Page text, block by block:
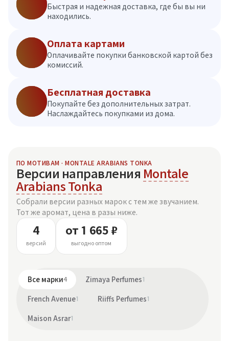
Быстрая и надежная доставка, где бы вы ни
находились.
Оплата картами
Оплачивайте покупки банковской картой без
комиссий.
Бесплатная доставка
Покупайте без дополнительных затрат.
Наслаждайтесь покупками из дома.
ПО МОТИВАМ · MONTALE ARABIANS TONKA
Версии направления Montale
Arabians Tonka
Собрали версии разных марок с тем же звучанием.
Тот же аромат, цена в разы ниже.
4
версий
от 1 665 ₽
выгодно оптом
Все марки4 Zimaya Perfumes1
French Avenue1 Riiffs Perfumes1
Maison Asrar1